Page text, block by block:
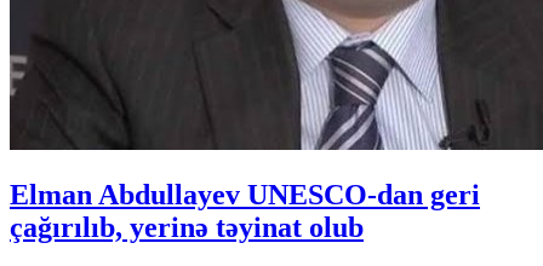
Elman Abdullayev UNESCO-dan geri
çağırılıb, yerinə təyinat olub